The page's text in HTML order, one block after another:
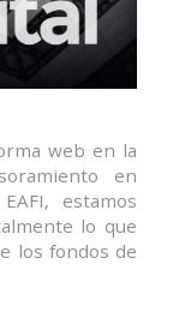
web en la
en
estamos
lo que
los fondos de